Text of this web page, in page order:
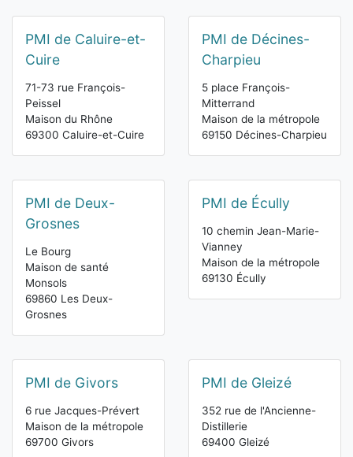
PMI de Caluire-et-
Cuire
71-73 rue François-
Peissel
Maison du Rhône
69300 Caluire-et-Cuire
PMI de Décines-
Charpieu
5 place François-
Mitterrand
Maison de la métropole
69150 Décines-Charpieu
PMI de Deux-
Grosnes
Le Bourg
Maison de santé
Monsols
69860 Les Deux-
Grosnes
PMI de Écully
10 chemin Jean-Marie-
Vianney
Maison de la métropole
69130 Écully
PMI de Givors
6 rue Jacques-Prévert
Maison de la métropole
69700 Givors
PMI de Gleizé
352 rue de l'Ancienne-
Distillerie
69400 Gleizé